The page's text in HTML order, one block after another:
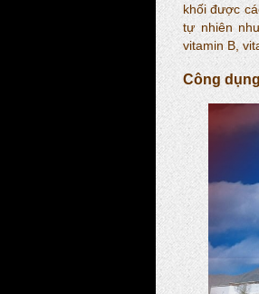
khối được
tự nhiên
vitamin B,
Công